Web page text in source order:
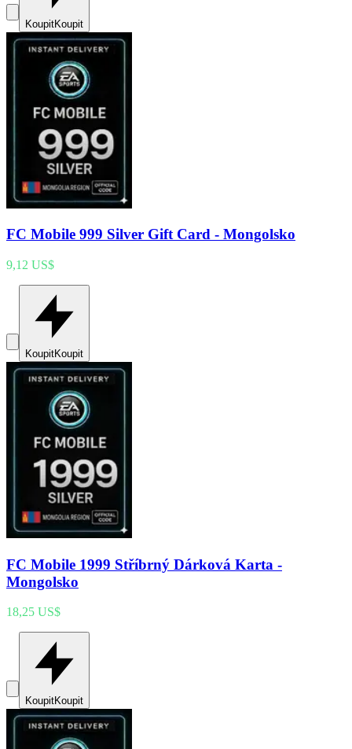
KoupitKoupit
FC Mobile 999 Silver Gift Card - Mongolsko
9,12 US$
KoupitKoupit
FC Mobile 1999 Stříbrný Dárková Karta -
Mongolsko
18,25 US$
KoupitKoupit